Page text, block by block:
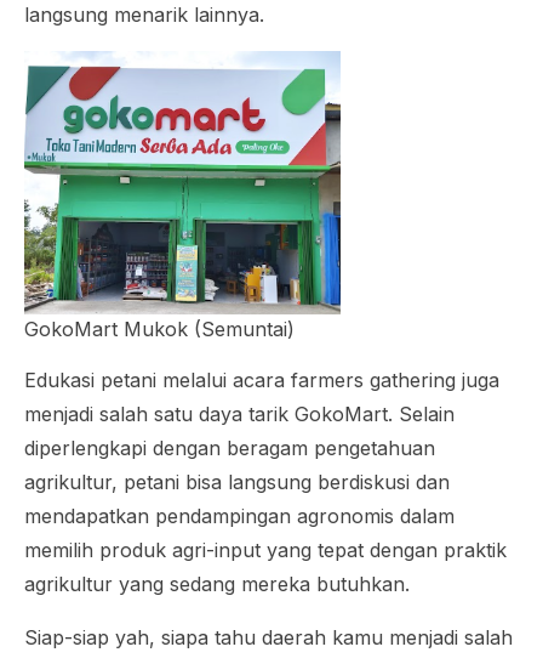
langsung menarik lainnya.
GokoMart Mukok (Semuntai)
Edukasi petani melalui acara farmers gathering juga
menjadi salah satu daya tarik GokoMart. Selain
diperlengkapi dengan beragam pengetahuan
agrikultur, petani bisa langsung berdiskusi dan
mendapatkan pendampingan agronomis dalam
memilih produk agri-input yang tepat dengan praktik
agrikultur yang sedang mereka butuhkan.
Siap-siap yah, siapa tahu daerah kamu menjadi salah